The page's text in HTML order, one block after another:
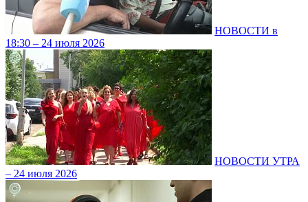
НОВОСТИ в
18:30 – 24 июля 2026
НОВОСТИ УТРА
– 24 июля 2026